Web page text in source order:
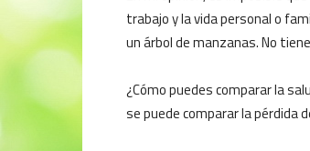
trabajo y la vida personal o
un árbol de manzanas. No
¿Cómo puedes comparar la
se puede comparar la pérdida